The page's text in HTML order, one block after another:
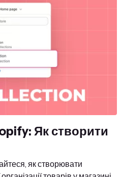
Як створити
як створювати